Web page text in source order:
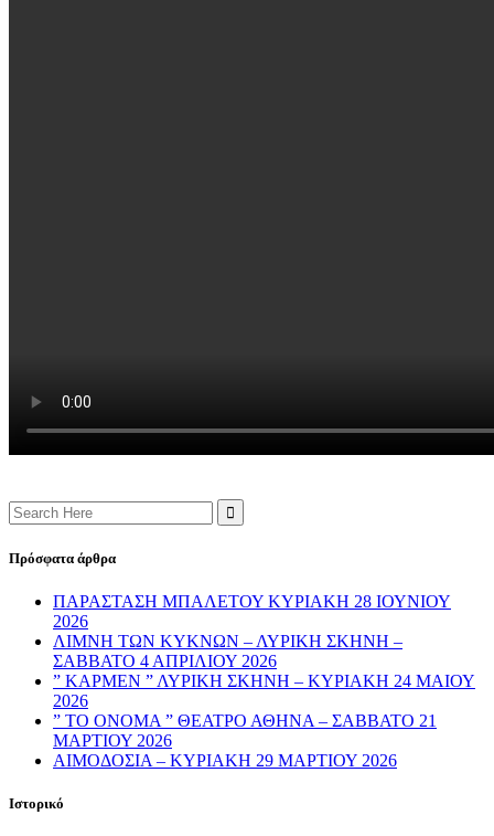
Search
for:
Πρόσφατα άρθρα
ΠΑΡΑΣΤΑΣΗ ΜΠΑΛΕΤΟΥ ΚΥΡΙΑΚΗ 28 ΙΟΥΝΙΟΥ
2026
ΛΙΜΝΗ ΤΩΝ ΚΥΚΝΩΝ – ΛΥΡΙΚΗ ΣΚΗΝΗ –
ΣΑΒΒΑΤΟ 4 ΑΠΡΙΛΙΟΥ 2026
” ΚΑΡΜΕΝ ” ΛΥΡΙΚΗ ΣΚΗΝΗ – ΚΥΡΙΑΚΗ 24 ΜΑΙΟΥ
2026
” ΤΟ ΟΝΟΜΑ ” ΘΕΑΤΡΟ ΑΘΗΝΑ – ΣΑΒΒΑΤΟ 21
ΜΑΡΤΙΟΥ 2026
ΑΙΜΟΔΟΣΙΑ – ΚΥΡΙΑΚΗ 29 ΜΑΡΤΙΟΥ 2026
Ιστορικό